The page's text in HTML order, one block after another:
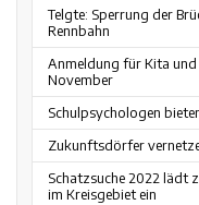
Telgte: Sperrung der
Rennbahn
Anmeldung für Kita und
November
Schulpsychologen
Zukunftsdörfer
Schatzsuche 2022 lädt
im Kreisgebiet ein